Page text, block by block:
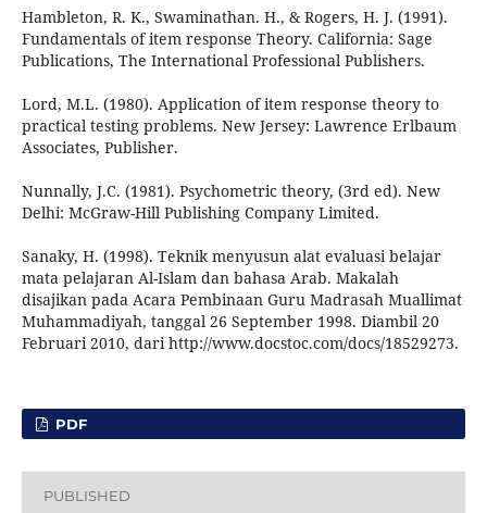
Hambleton, R. K., Swaminathan. H., & Rogers, H. J. (1991).
Fundamentals of item response Theory. California: Sage
Publications, The International Professional Publishers.
Lord, M.L. (1980). Application of item response theory to
practical testing problems. New Jersey: Lawrence Erlbaum
Associates, Publisher.
Nunnally, J.C. (1981). Psychometric theory, (3rd ed). New
Delhi: McGraw-Hill Publishing Company Limited.
Sanaky, H. (1998). Teknik menyusun alat evaluasi belajar
mata pelajaran Al-Islam dan bahasa Arab. Makalah
disajikan pada Acara Pembinaan Guru Madrasah Muallimat
Muhammadiyah, tanggal 26 September 1998. Diambil 20
Februari 2010, dari http://www.docstoc.com/docs/18529273.
PDF
PUBLISHED